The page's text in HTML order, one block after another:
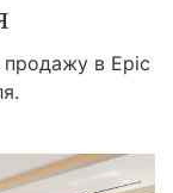
в Epic